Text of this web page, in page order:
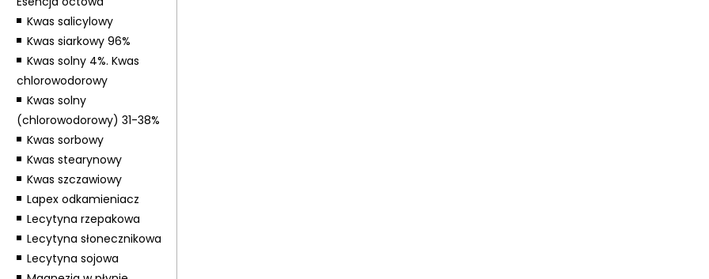
Kwas salicylowy
Kwas siarkowy 96%
Kwas solny 4%. Kwas
chlorowodorowy
Kwas solny
(chlorowodorowy) 31-38%
Kwas sorbowy
Kwas stearynowy
Kwas szczawiowy
Lapex odkamieniacz
Lecytyna rzepakowa
Lecytyna słonecznikowa
Lecytyna sojowa